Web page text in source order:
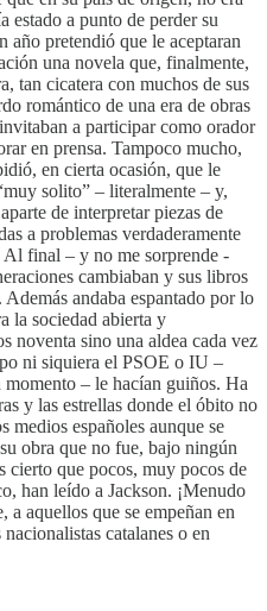
estado a punto de perder su
año pretendió que le aceptaran
una novela que, finalmente,
tan cicatera con muchos de sus
romántico de una era de obras
a participar como orador
en prensa. Tampoco mucho,
en cierta ocasión, que le
solito” – literalmente – y,
de interpretar piezas de
a problemas verdaderamente
final – y no me sorprende -
cambiaban y sus libros
andaba espantado por lo
la sociedad abierta y
noventa sino una aldea cada vez
ni siquiera el PSOE o IU –
– le hacían guiños. Ha
y las estrellas donde el óbito no
medios españoles aunque se
obra que no fue, bajo ningún
cierto que pocos, muy pocos de
han leído a Jackson. ¡Menudo
a aquellos que se empeñan en
catalanes o en